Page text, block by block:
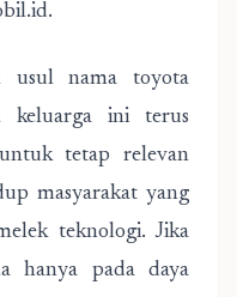
.
usul nama toyota
keluarga ini terus
tetap relevan
masyarakat yang
teknologi. Jika
hanya pada daya